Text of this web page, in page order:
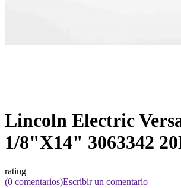
Lincoln Electric
1/8"X14" 3063342
rating
(0 comentarios)Escribir un comentario